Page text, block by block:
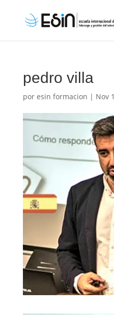
pedro villa
por esin formacion | Nov